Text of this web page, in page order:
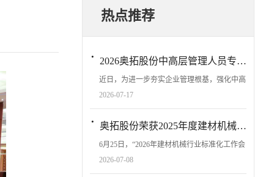
热点推荐
· 2026奥拓股份中高层管理人员专项培训圆满收官 The special training program for middle and senior management personnel of AOTUO has successfully concluded
近日，为进一步夯实企业管理根基，强化中高
层管理团队的履职能力与战略执行力，奥拓股
“明确管理职责、统一战略思想、提升...
2026-07-17
· 奥拓股份荣获2025年度建材机械行业标准化先进表彰AOTUO won the 2025 Annual Standardization Advanced Award in the Building Materials Machinery Industry
6月25日，“2026年建材机械行业标准化工作会
议”在山东青岛召开，相关标准化技术委员会
2026-07-08